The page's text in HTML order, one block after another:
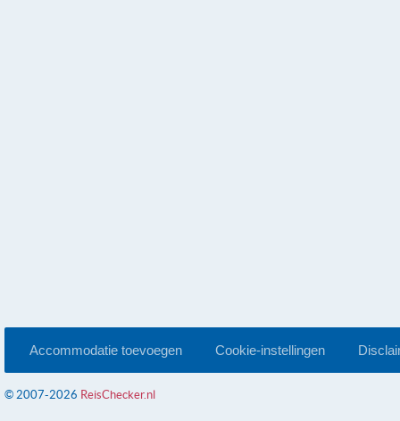
Accommodatie toevoegen Cookie-instellingen
© 2007-2026 ReisChecker.nl